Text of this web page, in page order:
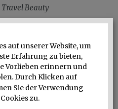
Pflege für meine Hände
Beauty #8:
Sitzfeldt
ich beimPopup-Event
kennengelernt. Und
auf unserer Website, um
Erfahrung zu bieten,
Vorlieben erinnern und
Durch Klicken auf
Sie der Verwendung
zu.